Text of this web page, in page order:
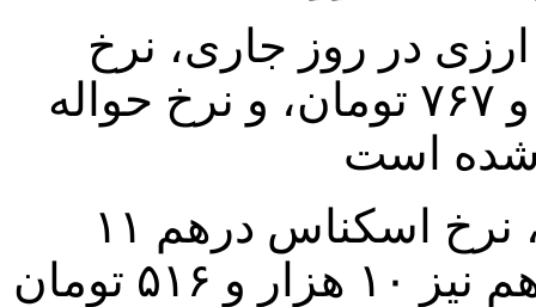
ارزی در روز جاری، نرخ
اسکناس یورو با افزایش ۴۵ هزار و ۷۶۷ تومان، و نرخ حواله
همچنین در مرکز مبادله ارز و طلا، نرخ اسکناس درهم ۱۱
هزار و ۵۶۸ تومان و نرخ حواله درهم نیز ۱۰ هزار و ۵۱۶ تومان